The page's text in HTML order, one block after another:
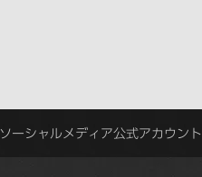
ソーシャルメディア公式アカウント